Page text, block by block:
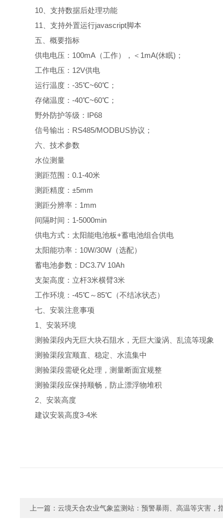
10、支持数据后处理功能
11、支持外置运行javascript脚本
五、概要指标
供电电压：100mA（工作），＜1mA(休眠)；
工作电压：12V供电
运行温度：-35℃~60℃；
存储温度：-40℃~60℃；
野外防护等级：IP68
信号输出：RS485/MODBUS协议；
六、技术参数
水位测量
测距范围：0.1-40米
测距精度：±5mm
测距分辨率：1mm
间隔时间：1-5000min
供电方式：太阳能电池板+蓄电池组合供电
太阳能功率：10W/30W（选配）
蓄电池参数：DC3.7V 10Ah
支架高度：立杆3米横臂3米
工作环境：-45℃～85℃（不结冰状态）
七、安装注意事项
1、安装环境
测验渠段内无巨大块石阻水，无巨大漩涡、乱流等现象
测验渠段宜顺直、稳定、水流集中
测验渠段需硬化处理，测量断面宜规整
测验渠段应保持顺畅，防止漂浮物堆积
2、安装高度
建议安装高度3-4米
上一篇： 云境天合农业气象监测站：预警暴雨、高温等灾害，